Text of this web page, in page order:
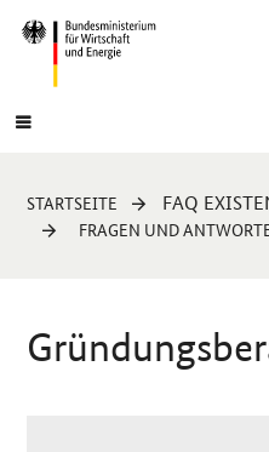
Navigation
Hauptmenü
Sie
sind
STARTSEITE FAQ
FRAGEN UND